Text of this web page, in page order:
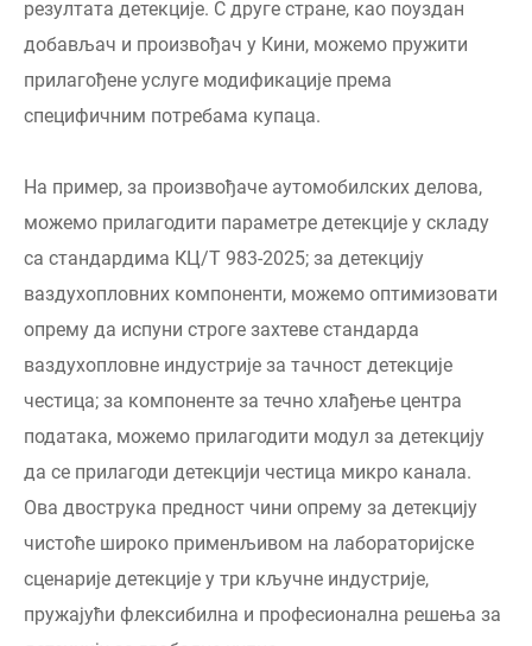
резултата детекције. С друге стране, као поуздан
добављач и произвођач у Кини, можемо пружити
прилагођене услуге модификације према
специфичним потребама купаца.
На пример, за произвођаче аутомобилских делова,
можемо прилагодити параметре детекције у складу
са стандардима КЦ/Т 983-2025; за детекцију
ваздухопловних компоненти, можемо оптимизовати
опрему да испуни строге захтеве стандарда
ваздухопловне индустрије за тачност детекције
честица; за компоненте за течно хлађење центра
података, можемо прилагодити модул за детекцију
да се прилагоди детекцији честица микро канала.
Ова двострука предност чини опрему за детекцију
чистоће широко применљивом на лабораторијске
сценарије детекције у три кључне индустрије,
пружајући флексибилна и професионална решења за